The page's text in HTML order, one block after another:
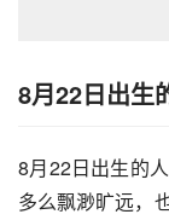
8月22日出生
8月22日出生的
多么飘渺旷远，